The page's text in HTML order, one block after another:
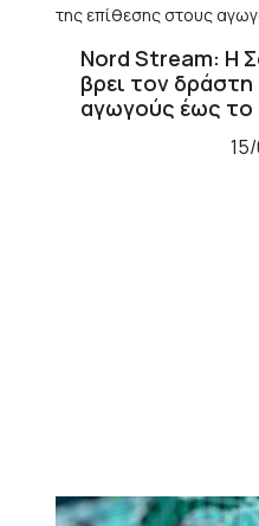
Nord Stream: Η
βρει τον
αγωγούς έως